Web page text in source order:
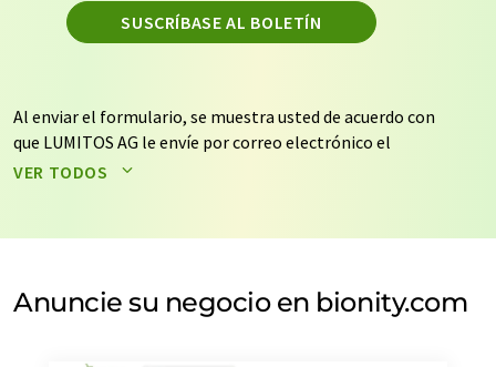
SUSCRÍBASE AL BOLETÍN
Al enviar el formulario, se muestra usted de acuerdo con
que LUMITOS AG le envíe por correo electrónico el
boletín o boletines seleccionados anteriormente. Sus
de nuestrapolítica de protección de datos. LUMITOS
electrónico a efectos publicitarios o de investigación de
mercado y opinión. Puede revocar en todo momento su
VER TODOS
Anuncie su negocio en bionity.com